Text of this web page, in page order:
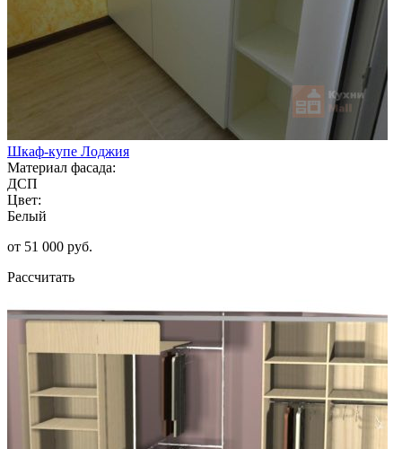
Шкаф-купе Лоджия
Материал фасада:
ДСП
Цвет:
Белый
от 51 000 руб.
Рассчитать